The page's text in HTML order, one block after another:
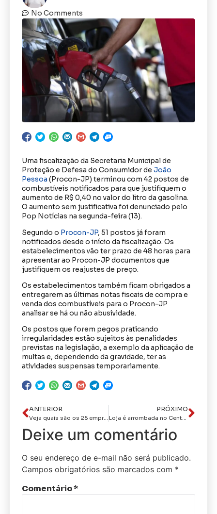
No Comments
Uma fiscalização da Secretaria Municipal de
Proteção e Defesa do Consumidor de João
Pessoa (Procon-JP) terminou com 42 postos de
combustíveis notificados para que justifiquem o
aumento de R$ 0,40 no valor do litro da gasolina.
O aumento sem justificativa foi denunciado pelo
Pop Notícias na segunda-feira (13).
Segundo o Procon-JP, 51 postos já foram
notificados desde o início da fiscalização. Os
estabelecimentos vão ter prazo de 48 horas para
apresentar ao Procon-JP documentos que
justifiquem os reajustes de preço.
Os estabelecimentos também ficam obrigados a
entregarem as últimas notas fiscais de compra e
venda dos combustíveis para o Procon-JP
analisar se há ou não abusividade.
Os postos que forem pegos praticando
irregularidades estão sujeitos às penalidades
previstas na legislação, a exemplo da aplicação de
multas e, dependendo da gravidade, ter as
atividades suspensas temporariamente.
ANTERIOR
Veja quais são os 25 empregos que estão em alta no Brasil em 2025
PRÓXIMO
Loja é arrombada no Centro de João Pessoa; grupo é preso suspeito do crime
Deixe um comentário
O seu endereço de e-mail não será publicado.
Campos obrigatórios são marcados com *
Comentário*